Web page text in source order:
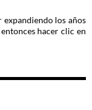
expandiendo los años
hacer clic en